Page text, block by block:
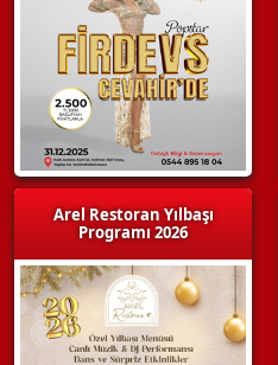
Arel Restoran Yılbaşı
Programı 2026